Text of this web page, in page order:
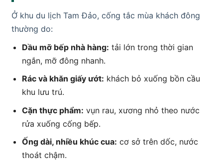
Ở khu du lịch Tam Đảo, cống tắc mùa khách đông
thường do:
Dầu mỡ bếp nhà hàng: tải lớn trong thời gian
ngắn, mỡ đông nhanh.
Rác và khăn giấy ướt: khách bỏ xuống bồn cầu
khu lưu trú.
Cặn thực phẩm: vụn rau, xương nhỏ theo nước
rửa xuống cống bếp.
Ống dài, nhiều khúc cua: cơ sở trên dốc, nước
thoát chậm.